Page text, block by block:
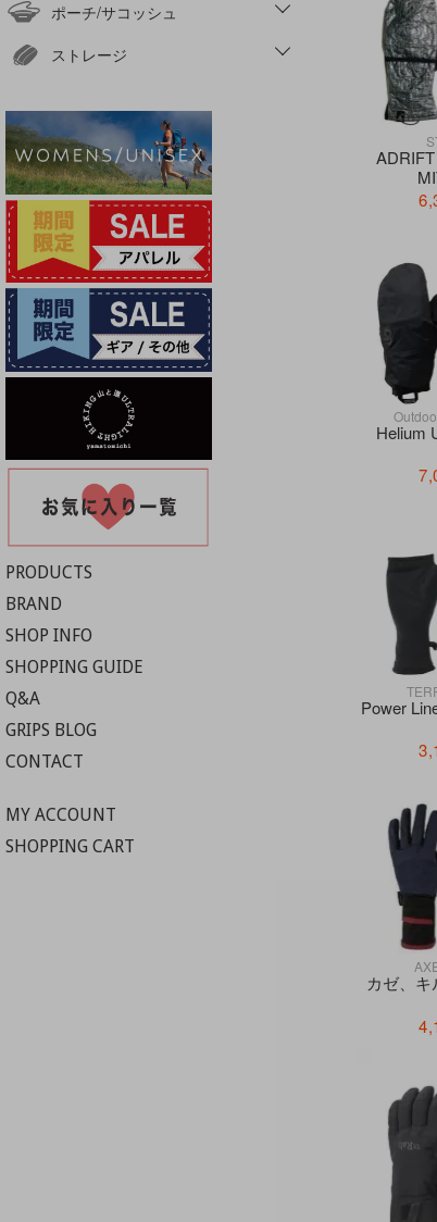
ポーチ/サコッシュ
ストレージ
PRODUCTS
BRAND
SHOP INFO
SHOPPING GUIDE
Q&A
GRIPS BLOG
CONTACT
MY ACCOUNT
SHOPPING CART
Helium
Power
カゼ、